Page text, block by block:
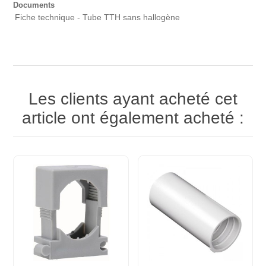
Documents
Fiche technique - Tube TTH sans hallogène
Les clients ayant acheté cet
article ont également acheté :